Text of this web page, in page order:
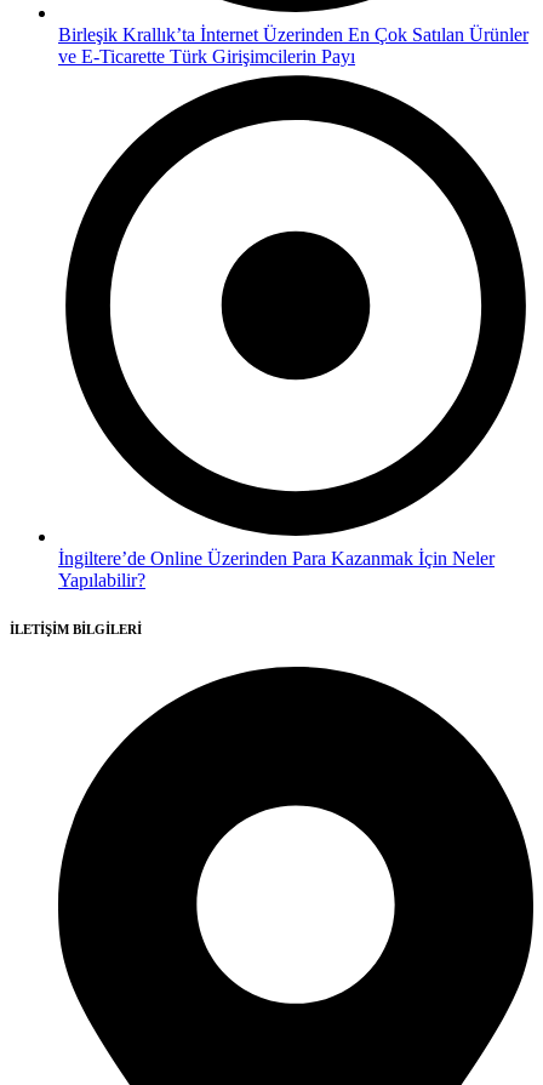
Birleşik Krallık’ta İnternet Üzerinden En Çok Satılan Ürünler
ve E-Ticarette Türk Girişimcilerin Payı
İngiltere’de Online Üzerinden Para Kazanmak İçin Neler
Yapılabilir?
İLETİŞİM BİLGİLERİ